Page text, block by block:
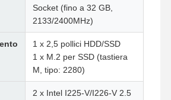
Socket (fino a 32 GB,
2133/2400MHz)
1 x 2,5 pollici HDD/SSD
1 x M.2 per SSD (tastiera
M, tipo: 2280)
2 x Intel I225-V/I226-V 2.5